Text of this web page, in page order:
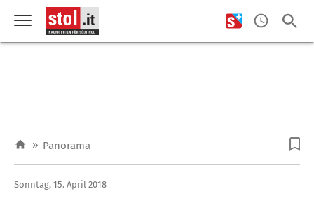
» Panorama
Sonntag, 15. April 2018